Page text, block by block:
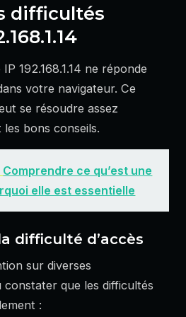
difficultés
192.168.1.14 ne réponde
votre navigateur. Ce
se résoudre assez
bons conseils.
Comprendre ce qu’est une
elle est essentielle
difficulté d’accès
sur diverses
constater que les difficultés
: